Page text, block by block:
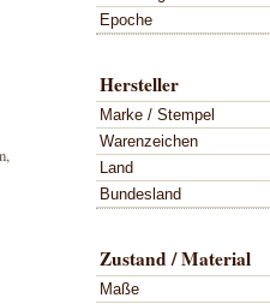
Epoche
Hersteller
Marke / Stempel
Warenzeichen
Land
Bundesland
Zustand / Material
Maße